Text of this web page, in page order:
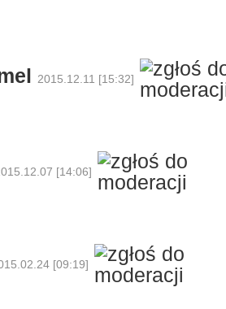
2015.12.11 [15:32]
[14:06]
[09:19]